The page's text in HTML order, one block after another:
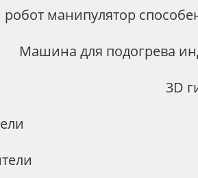
робот манипулятор
Машина для подогрева
3D